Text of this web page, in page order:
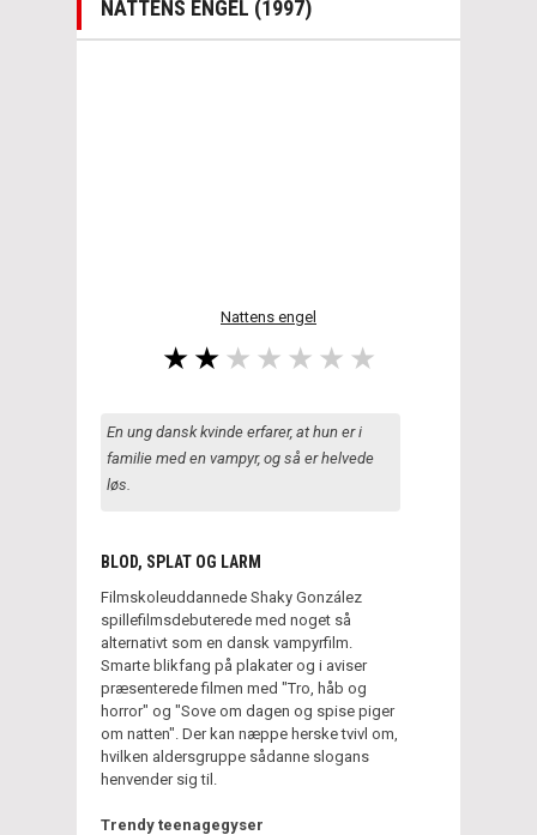
NATTENS ENGEL (1997)
Nattens engel
En ung dansk kvinde erfarer, at hun er i
familie med en vampyr, og så er helvede
løs.
BLOD, SPLAT OG LARM
Filmskoleuddannede Shaky González
spillefilmsdebuterede med noget så
alternativt som en dansk vampyrfilm.
Smarte blikfang på plakater og i aviser
præsenterede filmen med "Tro, håb og
horror" og "Sove om dagen og spise piger
om natten". Der kan næppe herske tvivl om,
hvilken aldersgruppe sådanne slogans
henvender sig til.
Trendy teenagegyser